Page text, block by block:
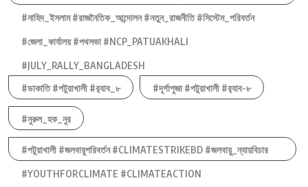
#নাহিদ_ইসলাম #রাজনৈতিক_আন্দোলন #নতুন_রাজনীতি #সিস্টেম_পরিবর্তন
#জেলা_কার্যালয় #পথসভা #NCP_PATUAKHALI
#JULY_RALLY_BANGLADESH
#ডাকাতি #পটুয়াখালী #র‍্যাব_৮
#দূর্গাপুজা #পটুয়াখালী #র‍্যাব-৮
#নুরুল_হক_নুর
#পটুয়াখালী #জলবায়ুপরিবর্তন #CLIMATESTRIKEBD #জলবায়ু_ন্যায়বিচার
#YOUTHFORCLIMATE #CLIMATEACTION